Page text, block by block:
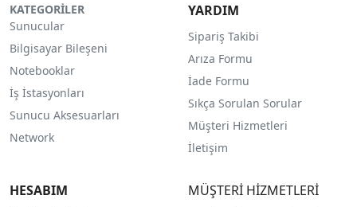
KATEGORİLER
Sunucular
Bilgisayar Bileşeni
Notebooklar
İş İstasyonları
Sunucu Aksesuarları
Network
YARDIM
Sipariş Takibi
Arıza Formu
İade Formu
Sıkça Sorulan Sorular
Müşteri Hizmetleri
İletişim
HESABIM MÜŞTERİ HİZMETLERİ